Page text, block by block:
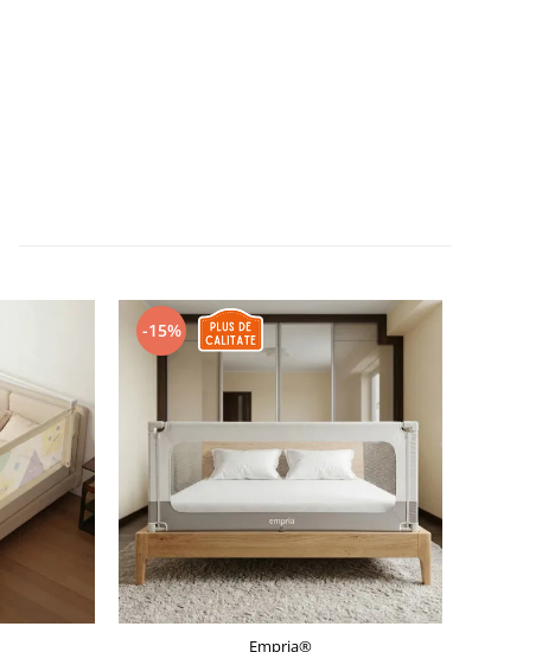
-15%
Empria®